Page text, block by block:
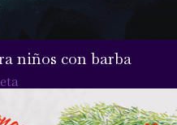
niños con barba